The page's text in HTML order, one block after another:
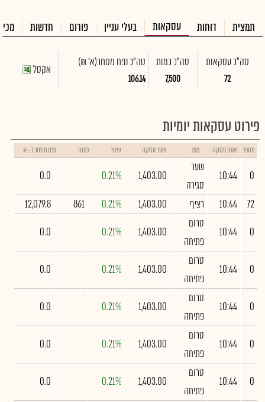
תמצית דוחות עסקאות בעלי עניין פורום חדשות
סה"כ עסקאות
72
סה"כ כמות
7,500
סה"כ נפח מסחר(א' ₪)
106.14
אקסל
פירוט עסקאות יומיות
מספר שעת עסקה מצב שער עסקה שינוי כמות נפח מסחר ב- ₪
0
10:44
שער
סגירה
1,403.00
0.21%
0.0
72
10:44 רציף 1,403.00
0.21%
861
12,079.8
0
10:44
טרום
פתיחה
1,403.00
0.21%
0.0
0
10:44
טרום
פתיחה
1,403.00
0.21%
0.0
0
10:44
טרום
פתיחה
1,403.00
0.21%
0.0
0
10:44
טרום
פתיחה
1,403.00
0.21%
0.0
0
10:44
טרום
פתיחה
1,403.00
0.21%
0.0